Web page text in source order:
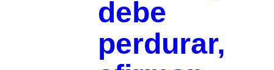
debe
perdurar,